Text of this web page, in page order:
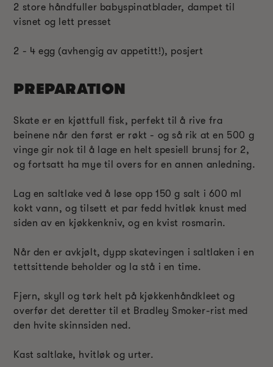
2 store håndfuller babyspinatblader, dampet til
visnet og lett presset
2 - 4 egg (avhengig av appetitt!), posjert
PREPARATION
Skate er en kjøttfull fisk, perfekt til å rive fra
beinene når den først er røkt - og så rik at en 500 g
vinge gir nok til å lage en helt spesiell brunsj for 2,
og fortsatt ha mye til overs for en annen anledning.
Lag en saltlake ved å løse opp 150 g salt i 600 ml
kokt vann, og tilsett et par fedd hvitløk knust med
siden av en kjøkkenkniv, og en kvist rosmarin.
Når den er avkjølt, dypp skatevingen i saltlaken i en
tettsittende beholder og la stå i en time.
Fjern, skyll og tørk helt på kjøkkenhåndkleet og
overfør det deretter til et Bradley Smoker-rist med
den hvite skinnsiden ned.
Kast saltlake, hvitløk og urter.